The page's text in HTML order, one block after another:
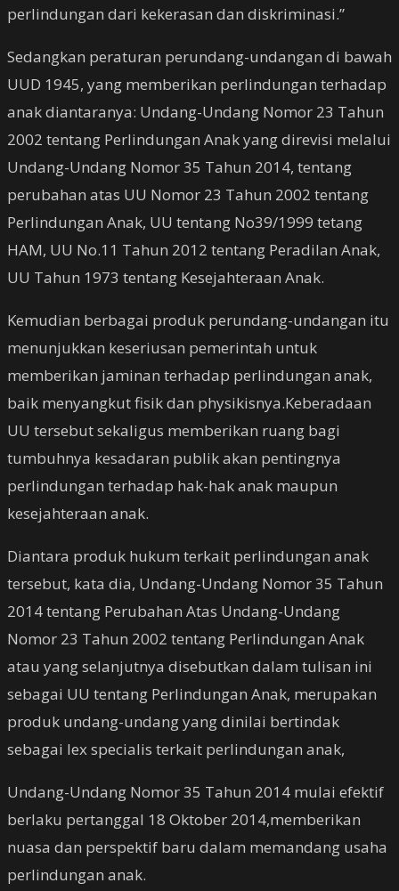
perlindungan dari kekerasan dan diskriminasi.”
Sedangkan peraturan perundang-undangan di bawah
UUD 1945, yang memberikan perlindungan terhadap
anak diantaranya: Undang-Undang Nomor 23 Tahun
2002 tentang Perlindungan Anak yang direvisi melalui
Undang-Undang Nomor 35 Tahun 2014, tentang
perubahan atas UU Nomor 23 Tahun 2002 tentang
Perlindungan Anak, UU tentang No39/1999 tetang
HAM, UU No.11 Tahun 2012 tentang Peradilan Anak,
UU Tahun 1973 tentang Kesejahteraan Anak.
Kemudian berbagai produk perundang-undangan itu
menunjukkan keseriusan pemerintah untuk
memberikan jaminan terhadap perlindungan anak,
baik menyangkut fisik dan physikisnya.Keberadaan
UU tersebut sekaligus memberikan ruang bagi
tumbuhnya kesadaran publik akan pentingnya
perlindungan terhadap hak-hak anak maupun
kesejahteraan anak.
Diantara produk hukum terkait perlindungan anak
tersebut, kata dia, Undang-Undang Nomor 35 Tahun
2014 tentang Perubahan Atas Undang-Undang
Nomor 23 Tahun 2002 tentang Perlindungan Anak
atau yang selanjutnya disebutkan dalam tulisan ini
sebagai UU tentang Perlindungan Anak, merupakan
produk undang-undang yang dinilai bertindak
sebagai lex specialis terkait perlindungan anak,
Undang-Undang Nomor 35 Tahun 2014 mulai efektif
berlaku pertanggal 18 Oktober 2014,memberikan
nuasa dan perspektif baru dalam memandang usaha
perlindungan anak.